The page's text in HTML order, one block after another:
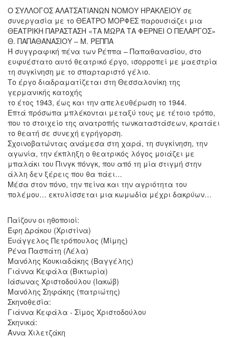
ΜΑΣ
ΔΗΜΟΣ
ΠΟΛΙΤΙΣΜΟΣ
ΑΝΘΕΚΤΙΚΗ
ΠΟΛΗ
Ο ΣΥΛΛΟΓΟΣ ΑΛΑΤΣΑΤΙΑΝΩΝ ΝΟΜΟΥ ΗΡΑΚΛΕΙΟΥ σε
συνεργασία με το ΘΕΑΤΡΟ ΜΟΡΦΕΣ παρουσιάζει μια
ΘΕΑΤΡΙΚΗ ΠΑΡΑΣΤΑΣΗ «ΤΑ ΜΩΡΑ ΤΑ ΦΕΡΝΕΙ Ο ΠΕΛΑΡΓΟΣ»
Θ. ΠΑΠΑΘΑΝΑΣΙΟΥ – Μ. ΡΕΠΠΑ
Ή συγγραφική πένα των Ρέππα – Παπαθανασίου, στο
ευφυέστατο αυτό θεατρικό έργο, ισορροπεί με μαεστρία
τη συγκίνηση με το σπαρταριστό γέλιο.
Το έργο διαδραματίζεται στη Θεσσαλονίκη της
γερμανικής κατοχής
το έτος 1943, έως και την απελευθέρωση το 1944.
Επτά πρόσωπα μπλέκονται μεταξύ τους με τέτοιο τρόπο,
που το στοιχείο της ανατροπής τωνκαταστάσεων, κρατάει
το θεατή σε συνεχή εγρήγορση.
Σχοινοβατώντας ανάμεσα στη χαρά, τη συγκίνηση, την
αγωνία, την έκπληξη ο θεατρικός λόγος μοιάζει με
μπαλάκι του Πινγκ πόνγκ, που από τη μία στιγμή στην
άλλη δεν ξέρεις που θα πάει…
Μέσα στον πόνο, την πείνα και την αγριότητα του
πολέμου… εκτυλίσσεται μια κωμωδία μέχρι δακρύων…
Παίζουν οι ηθοποιοί:
Έφη Δράκου (Χριστίνα)
Ευάγγελος Πετρόπουλος (Μίμης)
Ρένα Πασπάτη (Λέλα)
Μανόλης Κουκιαδάκης (Βαγγέλης)
Γιάννα Κεφάλα (Βικτωρία)
Ιάσωνας Χριστοδούλου (Ιακώβ)
Μανόλης Σηφάκης (πατριώτης)
Σκηνοθεσία:
Γιάννα Κεφάλα - Σίμος Χριστοδούλου
Σκηνικά:
Άννα Χιλετζάκη